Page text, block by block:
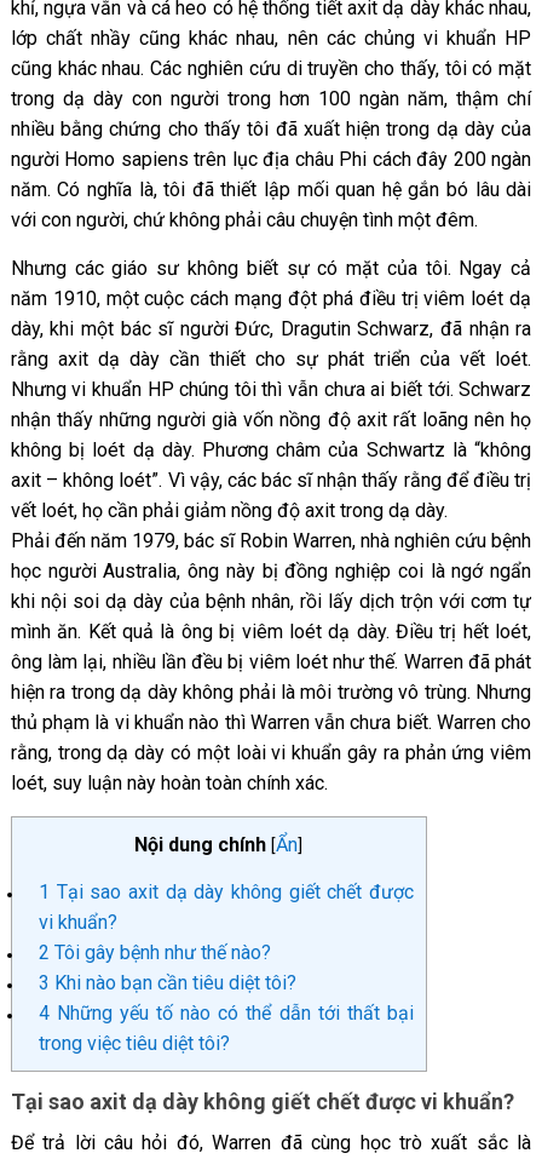
khỉ, ngựa vằn và cá heo có hệ thống tiết axit dạ dày khác nhau,
lớp chất nhầy cũng khác nhau, nên các chủng vi khuẩn HP
cũng khác nhau. Các nghiên cứu di truyền cho thấy, tôi có mặt
trong dạ dày con người trong hơn 100 ngàn năm, thậm chí
nhiều bằng chứng cho thấy tôi đã xuất hiện trong dạ dày của
người Homo sapiens trên lục địa châu Phi cách đây 200 ngàn
năm. Có nghĩa là, tôi đã thiết lập mối quan hệ gắn bó lâu dài
với con người, chứ không phải câu chuyện tình một đêm.
Nhưng các giáo sư không biết sự có mặt của tôi. Ngay cả
năm 1910, một cuộc cách mạng đột phá điều trị viêm loét dạ
dày, khi một bác sĩ người Đức, Dragutin Schwarz, đã nhận ra
rằng axit dạ dày cần thiết cho sự phát triển của vết loét.
Nhưng vi khuẩn HP chúng tôi thì vẫn chưa ai biết tới. Schwarz
nhận thấy những người già vốn nồng độ axit rất loãng nên họ
không bị loét dạ dày. Phương châm của Schwartz là “không
axit – không loét”. Vì vậy, các bác sĩ nhận thấy rằng để điều trị
vết loét, họ cần phải giảm nồng độ axit trong dạ dày.
Phải đến năm 1979, bác sĩ Robin Warren, nhà nghiên cứu bệnh
học người Australia, ông này bị đồng nghiệp coi là ngớ ngẩn
khi nội soi dạ dày của bệnh nhân, rồi lấy dịch trộn với cơm tự
mình ăn. Kết quả là ông bị viêm loét dạ dày. Điều trị hết loét,
ông làm lại, nhiều lần đều bị viêm loét như thế. Warren đã phát
hiện ra trong dạ dày không phải là môi trường vô trùng. Nhưng
thủ phạm là vi khuẩn nào thì Warren vẫn chưa biết. Warren cho
rằng, trong dạ dày có một loài vi khuẩn gây ra phản ứng viêm
loét, suy luận này hoàn toàn chính xác.
Nội dung chính [Ẩn]
1 Tại sao axit dạ dày không giết chết được
vi khuẩn?
2 Tôi gây bệnh như thế nào?
3 Khi nào bạn cần tiêu diệt tôi?
4Những yếu tố nào có thể dẫn tới thất bại
trong việc tiêu diệt tôi?
Tại sao axit dạ dày không giết chết được vi khuẩn?
Để trả lời câu hỏi đó, Warren đã cùng học trò xuất sắc là